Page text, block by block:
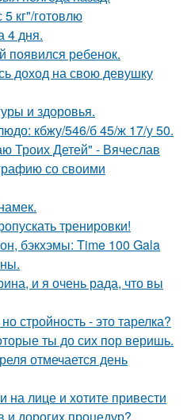
кг"/готовлю
4 дня.
появился ребенок.
доход на свою девушку
и здоровья.
кбжу/546/б 45/ж 17/у 50.
Троих Детей" - Вячеслав
со своими
тренировки!
бэкхэмы: Time 100 Gala
и я очень рада, что вы
стройность - это тарелка?
ты до сих пор веришь.
отмечается день
на лице и хотите привести